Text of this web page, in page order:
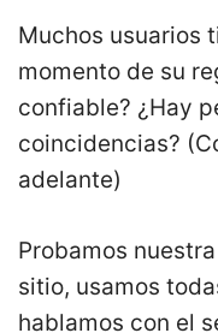
Muchos usuarios
momento de su
confiable? ¿Hay
coincidencias?
adelante)
Probamos
sitio, usamos
hablamos con el